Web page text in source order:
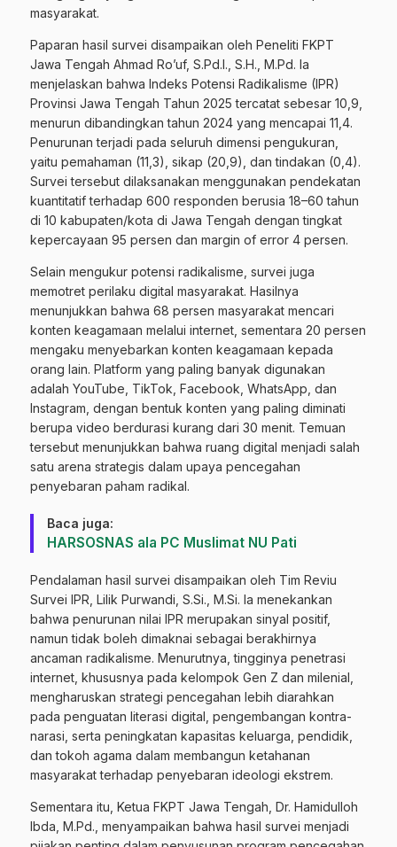
masyarakat.
Paparan hasil survei disampaikan oleh Peneliti FKPT
Jawa Tengah Ahmad Ro’uf, S.Pd.I., S.H., M.Pd. Ia
menjelaskan bahwa Indeks Potensi Radikalisme (IPR)
Provinsi Jawa Tengah Tahun 2025 tercatat sebesar 10,9,
menurun dibandingkan tahun 2024 yang mencapai 11,4.
Penurunan terjadi pada seluruh dimensi pengukuran,
yaitu pemahaman (11,3), sikap (20,9), dan tindakan (0,4).
Survei tersebut dilaksanakan menggunakan pendekatan
kuantitatif terhadap 600 responden berusia 18–60 tahun
di 10 kabupaten/kota di Jawa Tengah dengan tingkat
kepercayaan 95 persen dan margin of error 4 persen.
Selain mengukur potensi radikalisme, survei juga
memotret perilaku digital masyarakat. Hasilnya
menunjukkan bahwa 68 persen masyarakat mencari
konten keagamaan melalui internet, sementara 20 persen
mengaku menyebarkan konten keagamaan kepada
orang lain. Platform yang paling banyak digunakan
adalah YouTube, TikTok, Facebook, WhatsApp, dan
Instagram, dengan bentuk konten yang paling diminati
berupa video berdurasi kurang dari 30 menit. Temuan
tersebut menunjukkan bahwa ruang digital menjadi salah
satu arena strategis dalam upaya pencegahan
penyebaran paham radikal.
Baca juga:
HARSOSNAS ala PC Muslimat NU Pati
Pendalaman hasil survei disampaikan oleh Tim Reviu
Survei IPR, Lilik Purwandi, S.Si., M.Si. Ia menekankan
bahwa penurunan nilai IPR merupakan sinyal positif,
namun tidak boleh dimaknai sebagai berakhirnya
ancaman radikalisme. Menurutnya, tingginya penetrasi
internet, khususnya pada kelompok Gen Z dan milenial,
mengharuskan strategi pencegahan lebih diarahkan
pada penguatan literasi digital, pengembangan kontra-
narasi, serta peningkatan kapasitas keluarga, pendidik,
dan tokoh agama dalam membangun ketahanan
masyarakat terhadap penyebaran ideologi ekstrem.
Sementara itu, Ketua FKPT Jawa Tengah, Dr. Hamidulloh
Ibda, M.Pd., menyampaikan bahwa hasil survei menjadi